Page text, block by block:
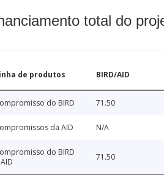
total do
de produtos BIRD/AID
do BIRD 71.50
da AID N/A
do BIRD
71.50